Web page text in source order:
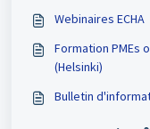
Webinaires ECHA
Formation PMEs
(Helsinki)
Bulletin